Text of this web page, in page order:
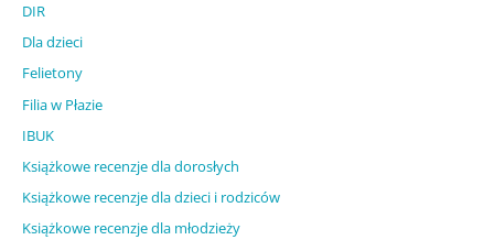
DIR
Dla dzieci
Felietony
Filia w Płazie
IBUK
Książkowe recenzje dla dorosłych
Książkowe recenzje dla dzieci i rodziców
Książkowe recenzje dla młodzieży